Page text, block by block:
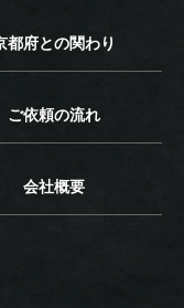
都府との関わり
ご依頼の流れ
会社概要